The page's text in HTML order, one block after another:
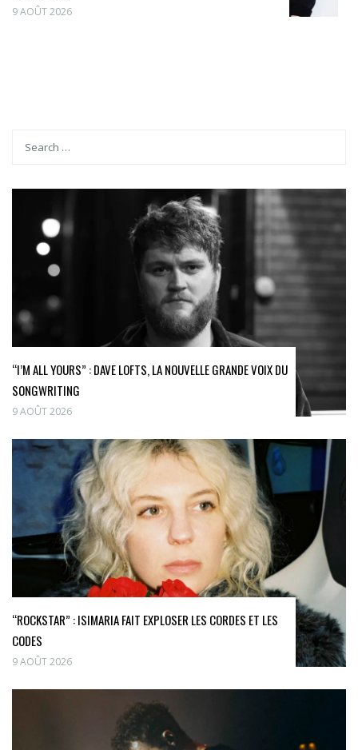
9 AOÛT 2026
“I’M ALL YOURS” : DAVE LOFTS, LA NOUVELLE GRANDE VOIX DU
SONGWRITING
9 AOÛT 2026
“ROCKSTAR” : ISIMARIA FAIT EXPLOSER LES CORDES ET LES
CODES
9 AOÛT 2026